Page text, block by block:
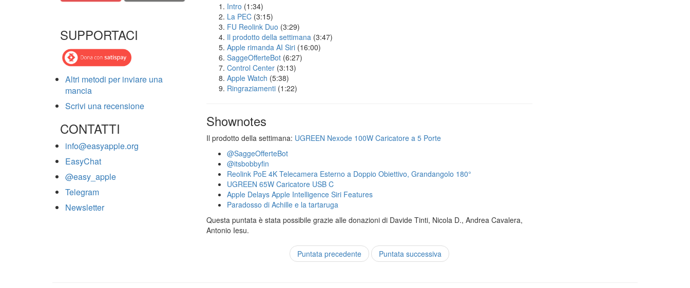
SUPPORTACI
Altri metodi per inviare una
mancia
Scrivi una recensione
CONTATTI
info@easyapple.org
EasyChat
@easy_apple
Telegram
Newsletter
Intro (1:34)
La PEC (3:15)
FU Reolink Duo (3:29)
Il prodotto della settimana (3:47)
Apple rimanda AI Siri (16:00)
SaggeOfferteBot (6:27)
Control Center (3:13)
Apple Watch (5:38)
Ringraziamenti (1:22)
Shownotes
Il prodotto della settimana: UGREEN Nexode 100W Caricatore a 5 Porte
@SaggeOfferteBot
@itsbobbyfin
Reolink PoE 4K Telecamera Esterno a Doppio Obiettivo, Grandangolo 180°
UGREEN 65W Caricatore USB C
Apple Delays Apple Intelligence Siri Features
Paradosso di Achille e la tartaruga
Questa puntata è stata possibile grazie alle donazioni di Davide Tinti, Nicola D., Andrea Cavalera,
Antonio Iesu.
Puntata precedente Puntata successiva